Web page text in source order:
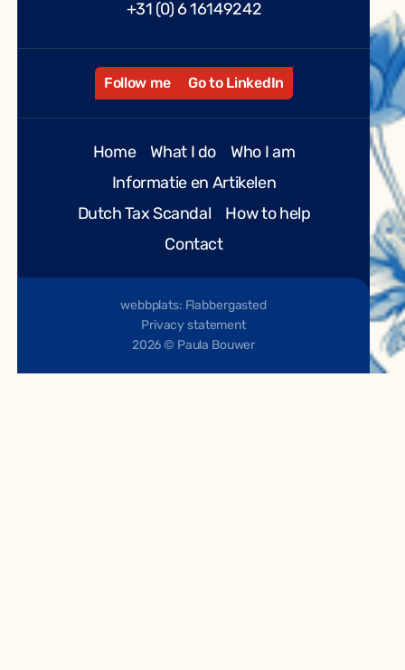
+31 (0) 6 16149242
Follow me Go to LinkedIn
Home What I do
Who I am
Informatie en Artikelen
Dutch Tax Scandal
How to help
Contact
2026 © Paula Bouwer
webbplats: Flabbergasted
Privacy statement